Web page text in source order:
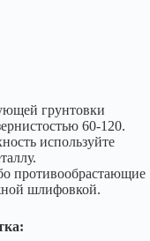
грунтовки
60-120.
используйте
противообрастающие
шлифовкой.